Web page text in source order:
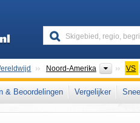
Noord-Amerika VS
skigebied ligt ook in: Adirondack
East Coast Eastern United
& Beoordelingen Vergelijker